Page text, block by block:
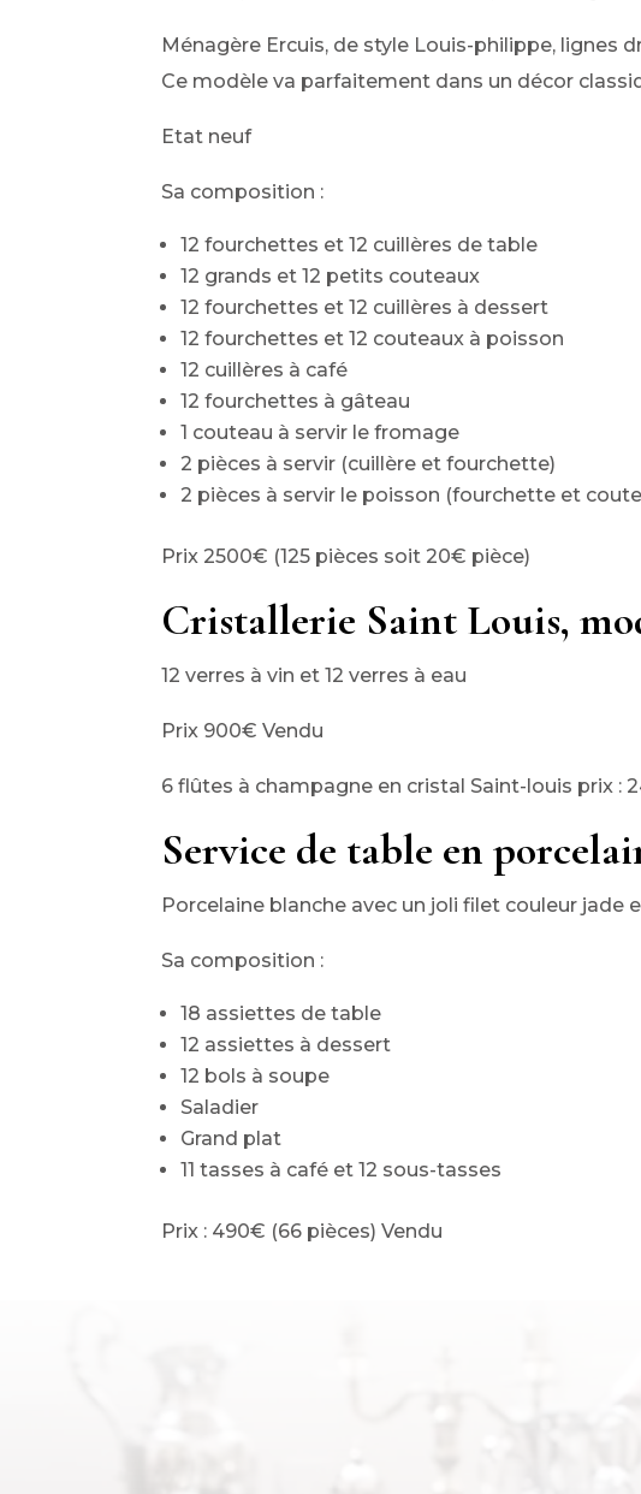
Ménagère Ercuis, de style Louis-philippe, lignes
Ce modèle va parfaitement dans un décor
Etat neuf
Sa composition :
12 fourchettes et 12 cuillères de table
12 grands et 12 petits couteaux
12 fourchettes et 12 cuillères à dessert
12 fourchettes et 12 couteaux à poisson
12 cuillères à café
12 fourchettes à gâteau
1 couteau à servir le fromage
2 pièces à servir (cuillère et fourchette)
2 pièces à servir le poisson (fourchette et
Prix 2500€ (125 pièces soit 20€ pièce)
Cristallerie Saint Louis,
12 verres à vin et 12 verres à eau
Prix 900€ Vendu
6 flûtes à champagne en cristal Saint-louis prix :
Service de table en
Porcelaine blanche avec un joli filet couleur jade
Sa composition :
18 assiettes de table
12 assiettes à dessert
12 bols à soupe
Saladier
Grand plat
11 tasses à café et 12 sous-tasses
Prix : 490€ (66 pièces) Vendu